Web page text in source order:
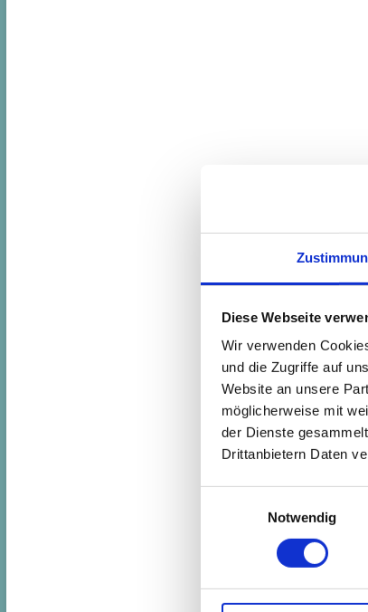
Diese Webseite
Wir verwenden
und die Zugriffe auf
Website an unsere
möglicherweise mit
der Dienste
Drittanbietern Daten
Notwendig